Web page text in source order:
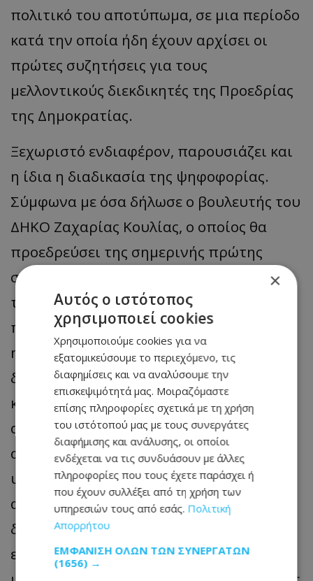
πολιτικό του αποτύπωμα, σε μια περίοδο
κατά την οποία ήδη έχουν αρχίσει οι
πρώτες συζητήσεις για τους
μελλοντικούς διεκδικητές της Προεδρίας
της Δημοκρατίας.
Ξεχωριστό ενδιαφέρον, παρουσιάζει και
η ίδια η διαδικασία της ψηφοφορίας.
Σύμφωνα με όσα δήλωσε ο βουλευτής του
ΔΗΚΟ Ζαχαρίας Κουλίας, ο οποίος θα
προεδρεύσει της σημερινής πρώτης
συνεδρίας ως πρεσβύτερος βουλευτής
του σώματος, η εκλογή θα
πραγματοποιηθεί για πρώτη φορά με
ηλεκτρονικό σύστημα. Μετά τη
διαβεβαίωση των 56 βουλευτών θα
κατατεθούν οι υποψηφιότητες και θα
ακολουθήσει η ψηφοφορία. Για εκλογή
απαιτούνται 29 ψήφοι. Εάν κανένας
υποψήφιος δεν συγκεντρώσει την
απόλυτη πλειοψηφία, θα διεξαχθεί
δεύτερος γύρος μεταξύ των δύο
επικρατέστερων. Σε περιπτώσεις
×
Αυτός ο ιστότοπος
χρησιμοποιεί cookies
Χρησιμοποιούμε cookies για να
εξατομικεύσουμε το περιεχόμενο, τις
διαφημίσεις και να αναλύσουμε την
επισκεψιμότητά μας. Μοιραζόμαστε
επίσης πληροφορίες σχετικά με τη χρήση
του ιστότοπού μας με τους συνεργάτες
διαφήμισης και ανάλυσης, οι οποίοι
ενδέχεται να τις συνδυάσουν με άλλες
πληροφορίες που τους έχετε παράσχει ή
που έχουν συλλέξει από τη χρήση των
υπηρεσιών τους από εσάς. Πολιτική
Απορρήτου
ΕΜΦΆΝΙΣΗ ΌΛΩΝ ΤΩΝ ΣΥΝΕΡΓΑΤΏΝ
(1656) →